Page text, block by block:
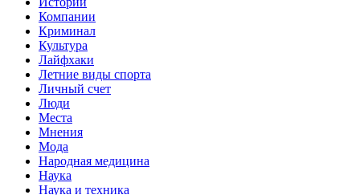
Компании
Криминал
Культура
Лайфхаки
Летние виды спорта
Личный счет
Люди
Места
Мнения
Мода
Народная медицина
Наука
Наука и техника